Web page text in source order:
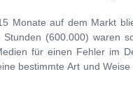
Monate auf dem Markt
(600.000) waren
für einen Fehler im
bestimmte Art und Weise